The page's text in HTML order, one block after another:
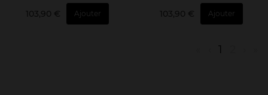
103,90 € Ajouter 103,90 € Ajouter
1